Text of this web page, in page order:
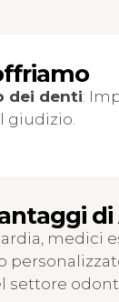
dei denti:
giudizio.
medici
settore